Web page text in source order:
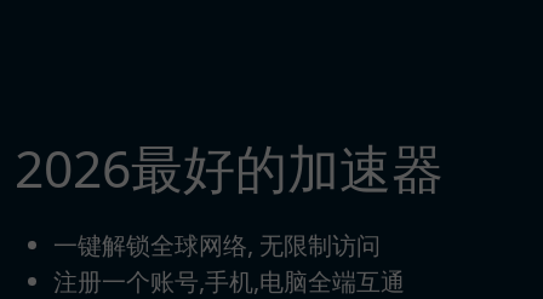
2026最好的加速器
一键解锁全球网络, 无限制访问
注册一个账号,手机,电脑全端互通